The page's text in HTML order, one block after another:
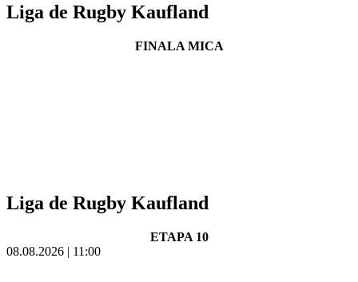
Liga de Rugby Kaufland
FINALA MICA
Liga de Rugby Kaufland
ETAPA 10
08.08.2026 | 11:00